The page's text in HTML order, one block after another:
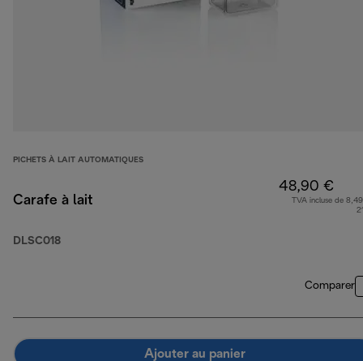
PICHETS À LAIT AUTOMATIQUES
Carafe à lait
DLSC018
48,90 €
TVA incluse de
Comparer
Ajouter au panier